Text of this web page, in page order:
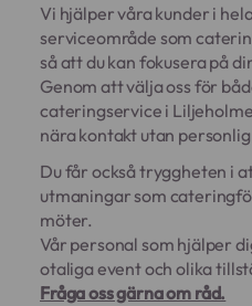
Vi hjälper våra kunder i
serviceområde som
så att du kan fokusera på
Genom att välja oss för
cateringservice i
nära kontakt utan
Du får också tryggheten i
utmaningar som
möter.
Vår personal som hjälper
otaliga event och olika
Fråga oss gärna om råd.